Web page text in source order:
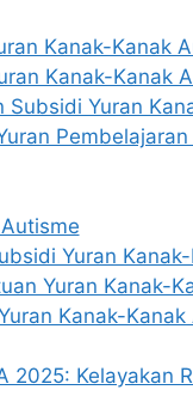
Kanak-Kanak
Kanak-Kanak
Subsidi Yuran
Yuran
Yuran Kanak-
Kanak-
2025: Kelayakan